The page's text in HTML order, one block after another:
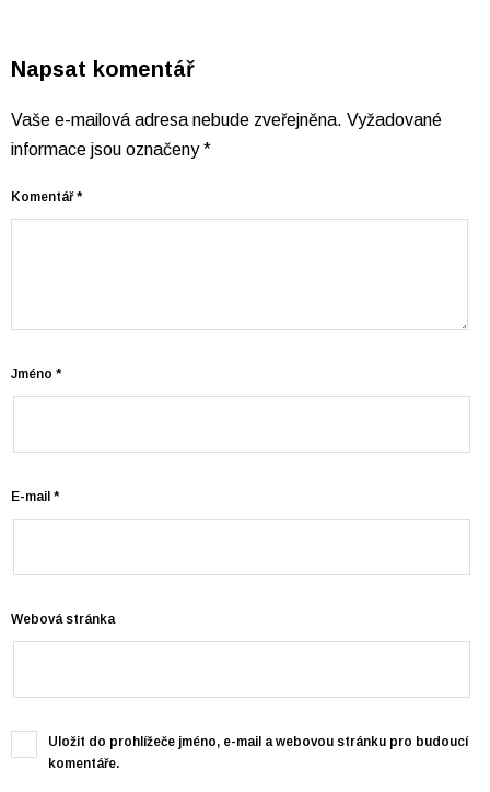
Napsat komentář
Vaše e-mailová adresa nebude zveřejněna. Vyžadované
informace jsou označeny*
Komentář*
Jméno *
E-mail *
Webová stránka
Uložit do prohlížeče jméno, e-mail a webovou stránku pro budoucí
komentáře.